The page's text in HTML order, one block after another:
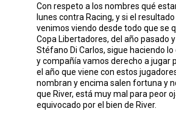
Con respeto a los nombres qué
lunes contra Racing, y si el
venimos viendo desde todo que se
Copa Libertadores, del año pasado
Stéfano Di Carlos, sigue haciendo
y compañía vamos derecho a jugar
el año que viene con estos
nombran y encima salen fortuna y
que River, está muy mal para peor
equivocado por el bien de River.